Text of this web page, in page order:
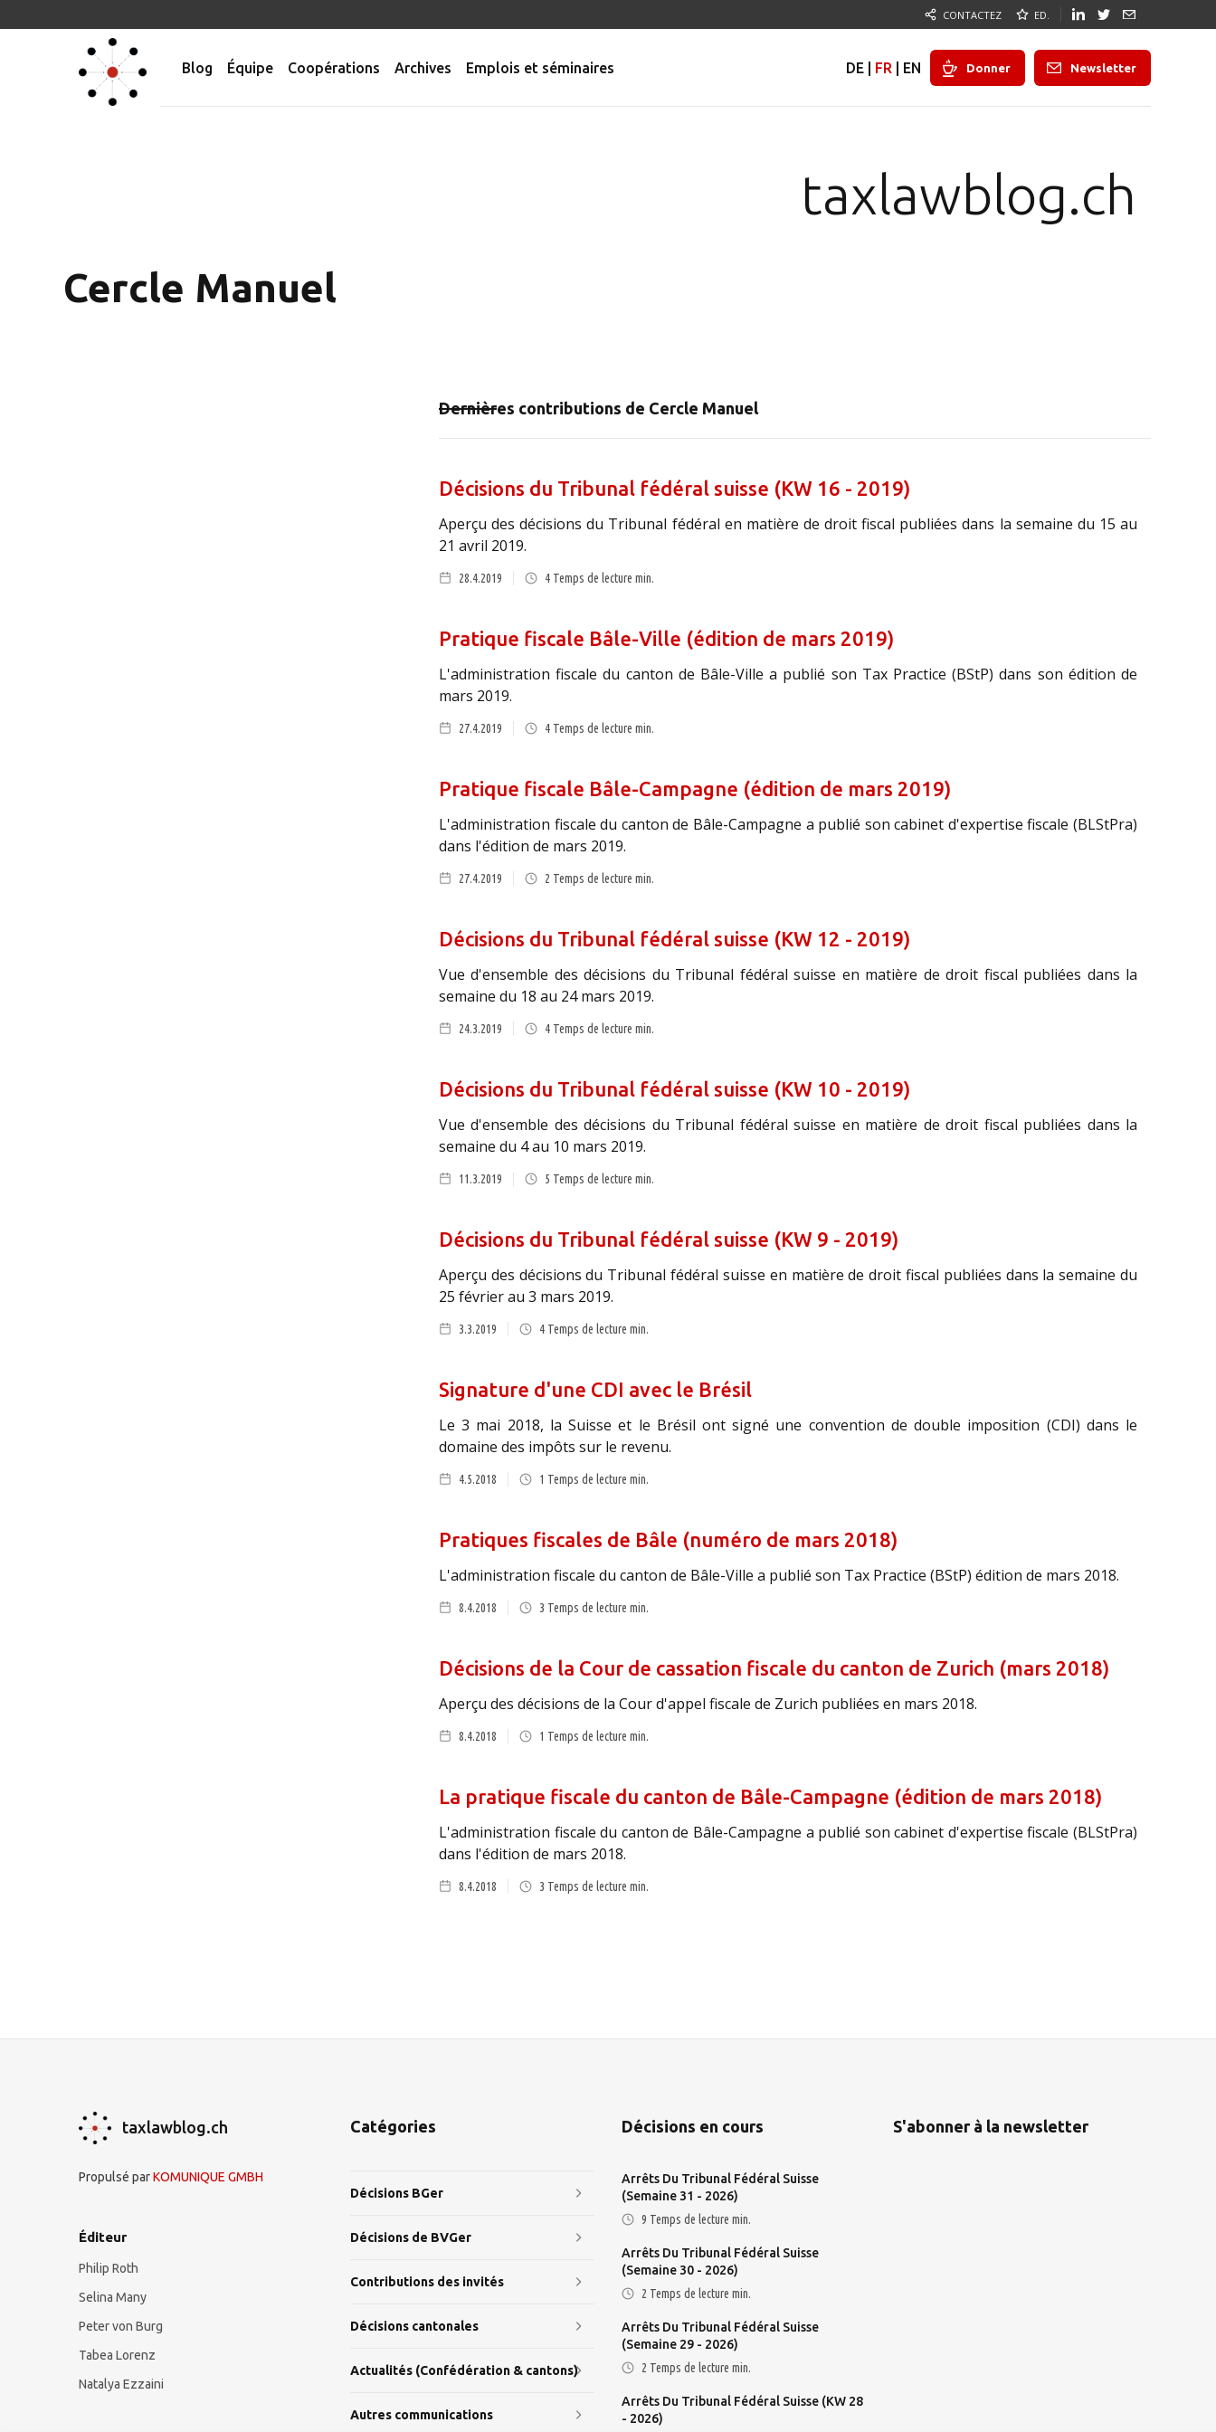
CONTACTEZ ED.
Blog Équipe Coopérations Archives Emplois et séminaires DE FR EN Donner Newsletter
taxlawblog.ch
Cercle Manuel
Dernières contributions de Cercle Manuel
Décisions du Tribunal fédéral suisse (KW 16 - 2019)
Aperçu des décisions du Tribunal fédéral en matière de droit fiscal publiées dans la semaine du 15 au
21 avril 2019.
28.4.2019 4 Temps de lecture min.
Pratique fiscale Bâle-Ville (édition de mars 2019)
L'administration fiscale du canton de Bâle-Ville a publié son Tax Practice (BStP) dans son édition de
mars 2019.
27.4.2019 4 Temps de lecture min.
Pratique fiscale Bâle-Campagne (édition de mars 2019)
L'administration fiscale du canton de Bâle-Campagne a publié son cabinet d'expertise fiscale (BLStPra)
dans l'édition de mars 2019.
27.4.2019 2 Temps de lecture min.
Décisions du Tribunal fédéral suisse (KW 12 - 2019)
Vue d'ensemble des décisions du Tribunal fédéral suisse en matière de droit fiscal publiées dans la
semaine du 18 au 24 mars 2019.
24.3.2019 4 Temps de lecture min.
Décisions du Tribunal fédéral suisse (KW 10 - 2019)
Vue d'ensemble des décisions du Tribunal fédéral suisse en matière de droit fiscal publiées dans la
semaine du 4 au 10 mars 2019.
11.3.2019 5 Temps de lecture min.
Décisions du Tribunal fédéral suisse (KW 9 - 2019)
Aperçu des décisions du Tribunal fédéral suisse en matière de droit fiscal publiées dans la semaine du
25 février au 3 mars 2019.
3.3.2019 4 Temps de lecture min.
Signature d'une CDI avec le Brésil
Le 3 mai 2018, la Suisse et le Brésil ont signé une convention de double imposition (CDI) dans le
domaine des impôts sur le revenu.
4.5.2018 1 Temps de lecture min.
Pratiques fiscales de Bâle (numéro de mars 2018)
L'administration fiscale du canton de Bâle-Ville a publié son Tax Practice (BStP) édition de mars 2018.
8.4.2018 3 Temps de lecture min.
Décisions de la Cour de cassation fiscale du canton de Zurich (mars 2018)
Aperçu des décisions de la Cour d'appel fiscale de Zurich publiées en mars 2018.
8.4.2018 1 Temps de lecture min.
La pratique fiscale du canton de Bâle-Campagne (édition de mars 2018)
L'administration fiscale du canton de Bâle-Campagne a publié son cabinet d'expertise fiscale (BLStPra)
dans l'édition de mars 2018.
8.4.2018 3 Temps de lecture min.
taxlawblog.ch
Propulsé parKOMUNIQUE GMBH
Éditeur
Philip Roth
Selina Many
Peter von Burg
Tabea Lorenz
Natalya Ezzaini
Catégories
Décisions BGer
Décisions de BVGer
Contributions des invités
Décisions cantonales
Actualités (Confédération & cantons)
Autres communications
Décisions en cours
Arrêts Du Tribunal Fédéral Suisse
(semaine 31 - 2026)
9 Temps de lecture min.
Arrêts Du Tribunal Fédéral Suisse
(semaine 30 - 2026)
2 Temps de lecture min.
Arrêts Du Tribunal Fédéral Suisse
(semaine 29 - 2026)
2 Temps de lecture min.
Arrêts Du Tribunal Fédéral Suisse (KW 28
- 2026)
S'abonner à la newsletter